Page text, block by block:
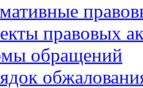
правовых
обращений